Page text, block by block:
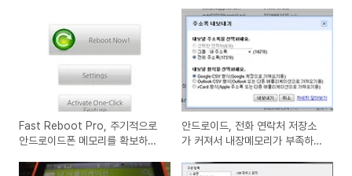
Fast Reboot Pro, 주기적으로
안드로이드폰 메모리를 확보하는
안드로이드, 전화 연락처 저장소
가 커져서 내장메모리가 부족하다